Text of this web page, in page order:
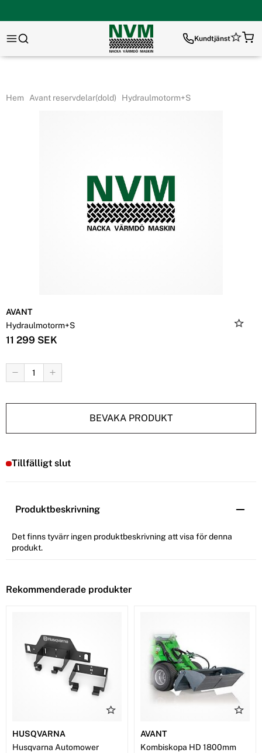
Kundtjänst
Hem Avant reservdelar(dold) Hydraulmotorm+S
AVANT
Hydraulmotorm+S
11 299 SEK
BEVAKA PRODUKT
Tillfälligt slut
Produktbeskrivning
Det finns tyvärr ingen produktbeskrivning att visa för denna
produkt.
Rekommenderade produkter
HUSQVARNA
Husqvarna Automower
AVANT
Kombiskopa HD 1800mm